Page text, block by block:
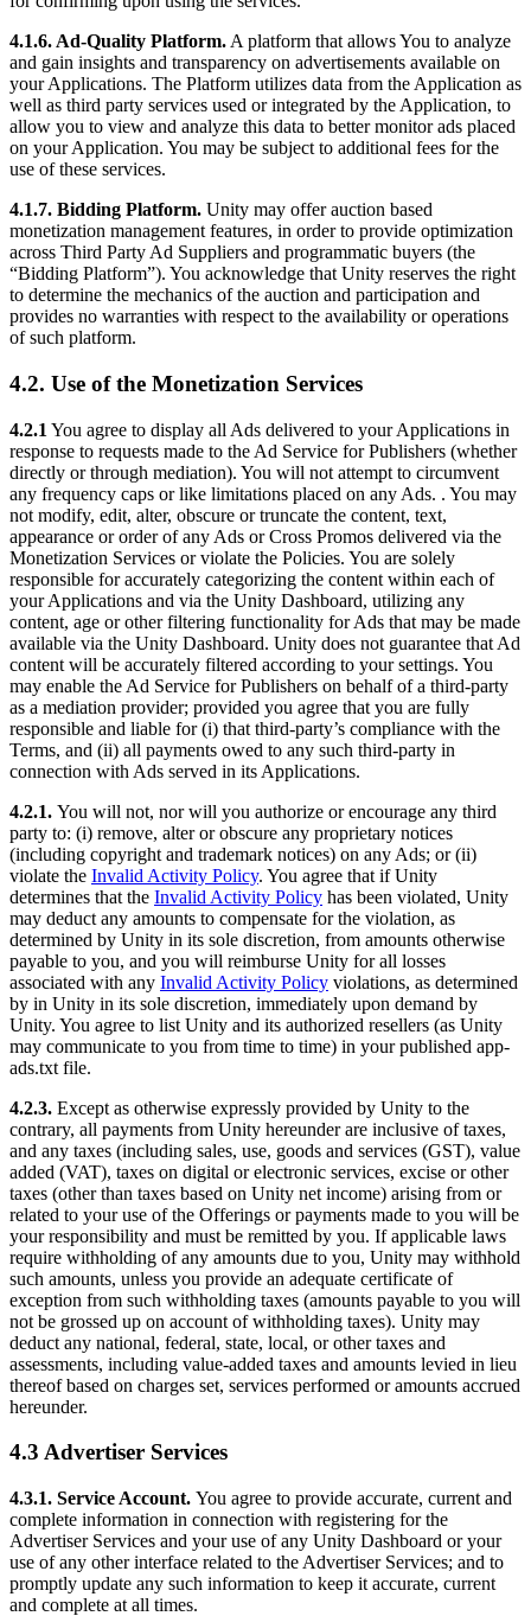
4.1.6. Ad-Quality Platform. A platform that allows You to analyze
and gain insights and transparency on advertisements available on
your Applications. The Platform utilizes data from the Application as
well as third party services used or integrated by the Application, to
allow you to view and analyze this data to better monitor ads placed
on your Application. You may be subject to additional fees for the
use of these services.
4.1.7. Bidding Platform. Unity may offer auction based
monetization management features, in order to provide optimization
across Third Party Ad Suppliers and programmatic buyers (the
“Bidding Platform”). You acknowledge that Unity reserves the right
to determine the mechanics of the auction and participation and
provides no warranties with respect to the availability or operations
of such platform.
4.2. Use of the Monetization Services
4.2.1 You agree to display all Ads delivered to your Applications in
response to requests made to the Ad Service for Publishers (whether
directly or through mediation). You will not attempt to circumvent
any frequency caps or like limitations placed on any Ads. . You may
not modify, edit, alter, obscure or truncate the content, text,
appearance or order of any Ads or Cross Promos delivered via the
Monetization Services or violate the Policies. You are solely
responsible for accurately categorizing the content within each of
your Applications and via the Unity Dashboard, utilizing any
content, age or other filtering functionality for Ads that may be made
available via the Unity Dashboard. Unity does not guarantee that Ad
content will be accurately filtered according to your settings. You
may enable the Ad Service for Publishers on behalf of a third-party
as a mediation provider; provided you agree that you are fully
responsible and liable for (i) that third-party’s compliance with the
Terms, and (ii) all payments owed to any such third-party in
connection with Ads served in its Applications.
4.2.1. You will not, nor will you authorize or encourage any third
party to: (i) remove, alter or obscure any proprietary notices
(including copyright and trademark notices) on any Ads; or (ii)
violate the Invalid Activity Policy. You agree that if Unity
determines that the Invalid Activity Policy has been violated, Unity
may deduct any amounts to compensate for the violation, as
determined by Unity in its sole discretion, from amounts otherwise
payable to you, and you will reimburse Unity for all losses
associated with any Invalid Activity Policy violations, as determined
by in Unity in its sole discretion, immediately upon demand by
Unity. You agree to list Unity and its authorized resellers (as Unity
may communicate to you from time to time) in your published app-
ads.txt file.
4.2.3. Except as otherwise expressly provided by Unity to the
contrary, all payments from Unity hereunder are inclusive of taxes,
and any taxes (including sales, use, goods and services (GST), value
added (VAT), taxes on digital or electronic services, excise or other
taxes (other than taxes based on Unity net income) arising from or
related to your use of the Offerings or payments made to you will be
your responsibility and must be remitted by you. If applicable laws
require withholding of any amounts due to you, Unity may withhold
such amounts, unless you provide an adequate certificate of
exception from such withholding taxes (amounts payable to you will
not be grossed up on account of withholding taxes). Unity may
deduct any national, federal, state, local, or other taxes and
assessments, including value-added taxes and amounts levied in lieu
thereof based on charges set, services performed or amounts accrued
hereunder.
4.3 Advertiser Services
4.3.1. Service Account. You agree to provide accurate, current and
complete information in connection with registering for the
Advertiser Services and your use of any Unity Dashboard or your
use of any other interface related to the Advertiser Services; and to
promptly update any such information to keep it accurate, current
and complete at all times.